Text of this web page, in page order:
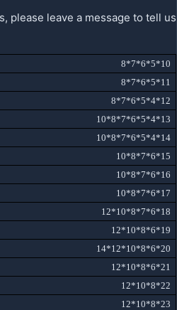
please leave a message to tell us
10*5*6*7*8
11*5*6*7*8
12*4*5*6*7*8
13*4*5*6*7*8*10
14*4*5*6*7*8*10
15*6*7*8*10
16*6*7*8*10
17*6*7*8*10
18*6*7*8*10*12
19*6*8*10*12
20*6*8*10*12*14
21*6*8*10*12
22*8*10*12
23*8*10*12